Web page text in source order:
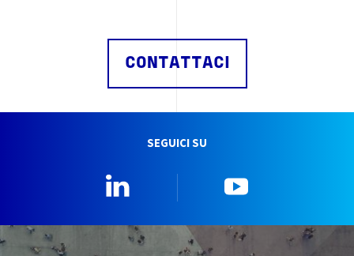
CONTATTACI
SEGUICI SU